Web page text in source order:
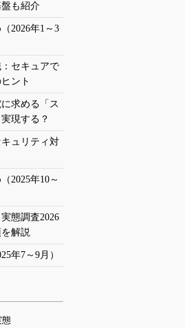
も紹介
2026年1～3
セキュアで
ント
求める「ス
現する？
ュリティ対
2025年10～
態調査2026
解説
年7～9月）
態